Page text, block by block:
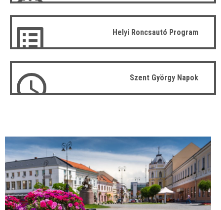
Helyi Roncsautó Program
Szent György Napok